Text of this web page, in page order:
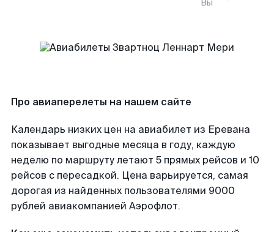
Вы
Про авиаперелеты на нашем сайте
Календарь низких цен на авиабилет из Еревана
показывает выгодные месяца в году, каждую
неделю по маршруту летают 5 прямых рейсов и 10
рейсов с пересадкой. Цена варьируется, самая
дорогая из найденных пользователями 9000
рублей авиакомпанией Аэрофлот.